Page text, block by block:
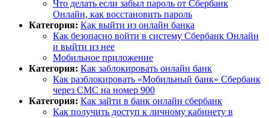
Что делать если забыл пароль от Сбербанк
Онлайн, как восстановить пароль
Категория: Как выйти из онлайн банка
Как безопасно войти в систему Сбербанк Онлайн
и выйти из нее
Мобильное приложение
Категория: Как заблокировать онлайн банк
Как разблокировать «Мобильный банк» Сбербанк
через СМС на номер 900
Категория: Как зайти в банк онлайн сбербанк
Как получить доступ к личному кабинету в